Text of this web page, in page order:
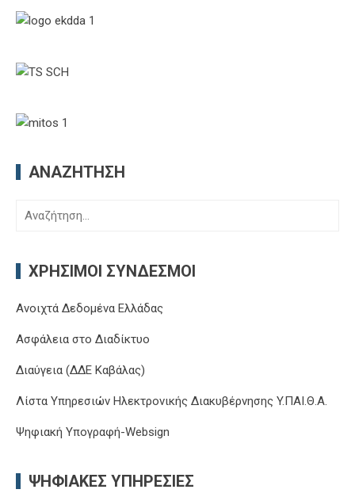
ΑΝΑΖΉΤΗΣΗ
Αναζήτηση
ΧΡΉΣΙΜΟΙ ΣΎΝΔΕΣΜΟΙ
Ανοιχτά Δεδομένα Ελλάδας
Ασφάλεια στο Διαδίκτυο
Διαύγεια (ΔΔΕ Καβάλας)
Λίστα Υπηρεσιών Ηλεκτρονικής Διακυβέρνησης Y.ΠΑΙ.Θ.Α.
Ψηφιακή Υπογραφή-Websign
ΨΗΦΙΑΚΈΣ ΥΠΗΡΕΣΊΕΣ